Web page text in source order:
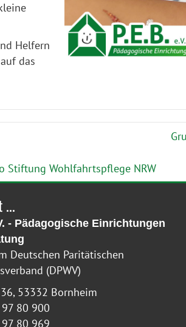
Helfern
das
...
- Pädagogische Einrichtungen
Deutschen Paritätischen
(DPWV)
53332 Bornheim
80 900
80 969